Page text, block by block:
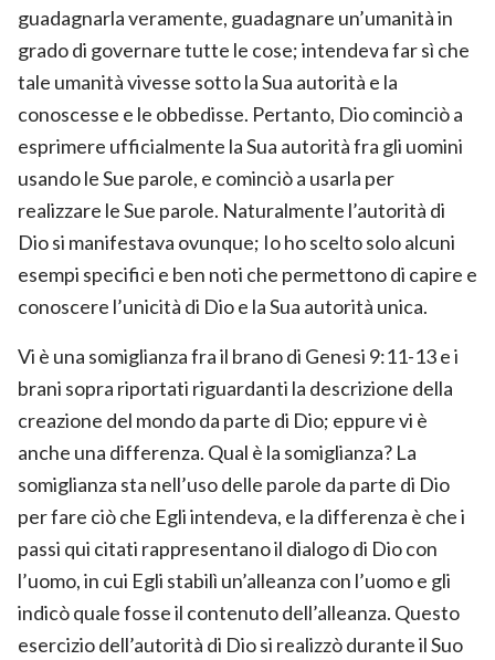
guadagnarla veramente, guadagnare un’umanità in
grado di governare tutte le cose; intendeva far sì che
tale umanità vivesse sotto la Sua autorità e la
conoscesse e le obbedisse. Pertanto, Dio cominciò a
esprimere ufficialmente la Sua autorità fra gli uomini
usando le Sue parole, e cominciò a usarla per
realizzare le Sue parole. Naturalmente l’autorità di
Dio si manifestava ovunque; Io ho scelto solo alcuni
esempi specifici e ben noti che permettono di capire e
conoscere l’unicità di Dio e la Sua autorità unica.
Vi è una somiglianza fra il brano di Genesi 9:11-13 e i
brani sopra riportati riguardanti la descrizione della
creazione del mondo da parte di Dio; eppure vi è
anche una differenza. Qual è la somiglianza? La
somiglianza sta nell’uso delle parole da parte di Dio
per fare ciò che Egli intendeva, e la differenza è che i
passi qui citati rappresentano il dialogo di Dio con
l’uomo, in cui Egli stabilì un’alleanza con l’uomo e gli
indicò quale fosse il contenuto dell’alleanza. Questo
esercizio dell’autorità di Dio si realizzò durante il Suo